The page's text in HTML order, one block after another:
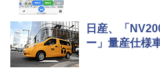
日産、「
ー」量産仕様